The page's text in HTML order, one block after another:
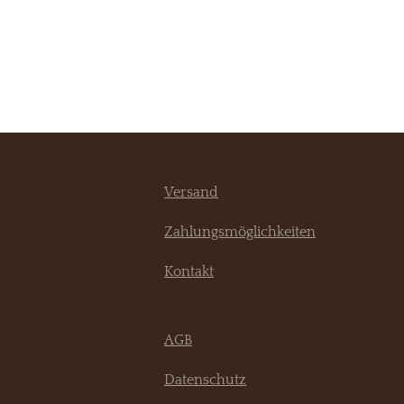
Versand
Zahlungsmöglichkeiten
Kontakt
AGB
Datenschutz